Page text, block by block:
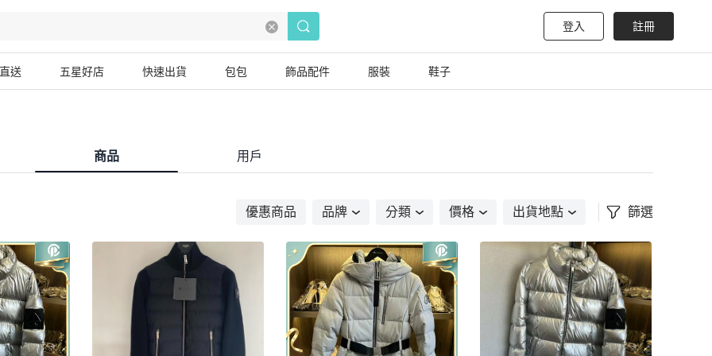
登入 註冊
送 五星好店 快速出貨 包包 飾品配件 服裝 鞋子
商品 用戶
優惠商品 品牌 分類 價格 出貨地點 篩選